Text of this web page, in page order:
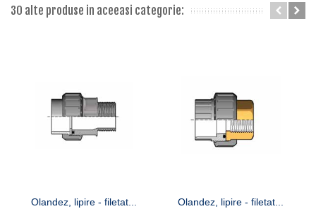
30 alte produse in aceeasi categorie:
Olandez, lipire - filetat... Olandez, lipire - filetat...